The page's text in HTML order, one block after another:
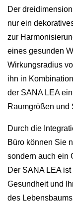
Der
nur ein
zur
eines gesunden
Wirkungsradius
ihn in
der SANA LEA
Raumgrößen und
Durch die
Büro können Sie
sondern auch ein
Der SANA LEA
Gesundheit und
des